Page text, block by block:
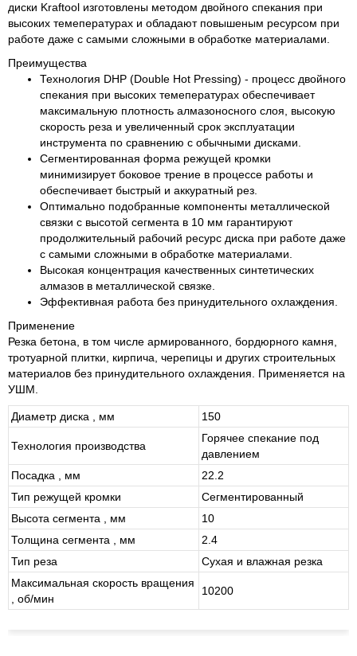
диски Kraftool изготовлены методом двойного спекания при
высоких темепературах и обладают повышеным ресурсом при
работе даже с самыми сложными в обработке материалами.
Преимущества
Технология DHP (Double Hot Pressing) - процесс двойного
спекания при высоких темепературах обеспечивает
максимальную плотность алмазоносного слоя, высокую
скорость реза и увеличенный срок эксплуатации
инструмента по сравнению с обычными дисками.
Сегментированная форма режущей кромки
минимизирует боковое трение в процессе работы и
обеспечивает быстрый и аккуратный рез.
Оптимально подобранные компоненты металлической
связки с высотой сегмента в 10 мм гарантируют
продолжительный рабочий ресурс диска при работе даже
с самыми сложными в обработке материалами.
Высокая концентрация качественных синтетических
алмазов в металлической связке.
Эффективная работа без принудительного охлаждения.
Применение
Резка бетона, в том числе армированного, бордюрного камня,
тротуарной плитки, кирпича, черепицы и других строительных
материалов без принудительного охлаждения. Применяется на
УШМ.
Диаметр диска , мм 150
Технология производства
Горячее спекание под
давлением
Посадка , мм
22.2
Тип режущей кромки
Сегментированный
Высота сегмента , мм
10
Толщина сегмента , мм
2.4
Тип реза
Сухая и влажная резка
Максимальная скорость вращения
, об/мин
10200